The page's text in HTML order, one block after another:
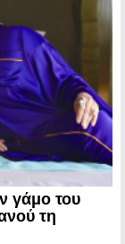
γάμο του
τη